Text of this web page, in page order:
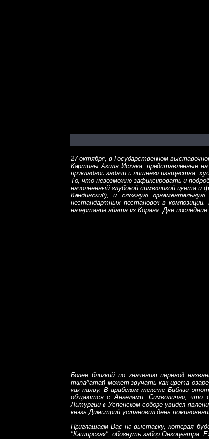
27 октября, в Государственном
Картины Акиля Исхака, представленные
прикладной задачи и лишнего изящества,
То, что невозможно зафиксировать и
наполненный глубокой символикой цвета
Кандинский), и сложную
нестандартных постановок в
начертание айата из Корана. Две
Более близкий по значению перевод
muna^amat) может звучать как цвета
как наяву. В арабском тексте Библии
общаются с Ангелами. Символично, что
Литургии в Успенском соборе увидел
князь Димитрий установил день
Приглашаем Вас на выставку, которая
"Каширская", обогнуть забор Онкоцентра.